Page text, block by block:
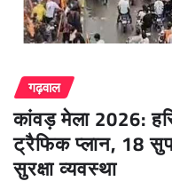
गढ़वाल
कांवड़ मेला 2026:
ट्रैफिक प्लान, 18
सुरक्षा व्यवस्था